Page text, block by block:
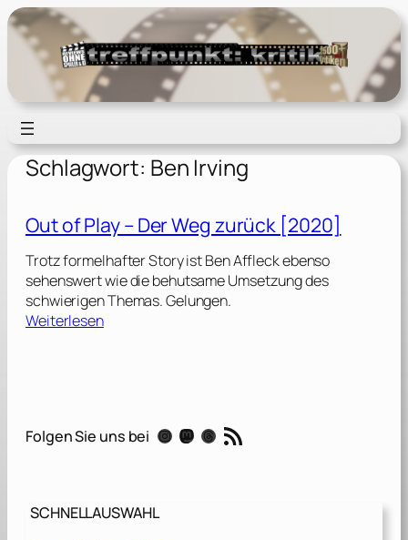
Zum
Inhalt
springen
Schlagwort: Ben Irving
Out of Play – Der Weg zurück [2020]
Trotz formelhafter Story ist Ben Affleck ebenso
sehenswert wie die behutsame Umsetzung des
schwierigen Themas. Gelungen.
Weiterlesen:
P
Folgen Sie uns bei Instagram Mastodon Threads RSS-Feed
SCHNELLAUSWAHL